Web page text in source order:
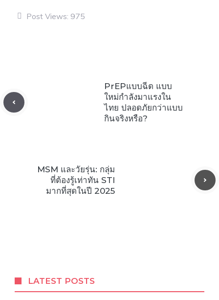
Post Views: 975
PrEPแบบฉีด แบบ
ใหม่กำลังมาแรงใน
ไทย ปลอดภัยกว่าแบบ
กินจริงหรือ?
MSM และวัยรุ่น: กลุ่ม
ที่ต้องรู้เท่าทัน STI
มากที่สุดในปี 2025
LATEST POSTS